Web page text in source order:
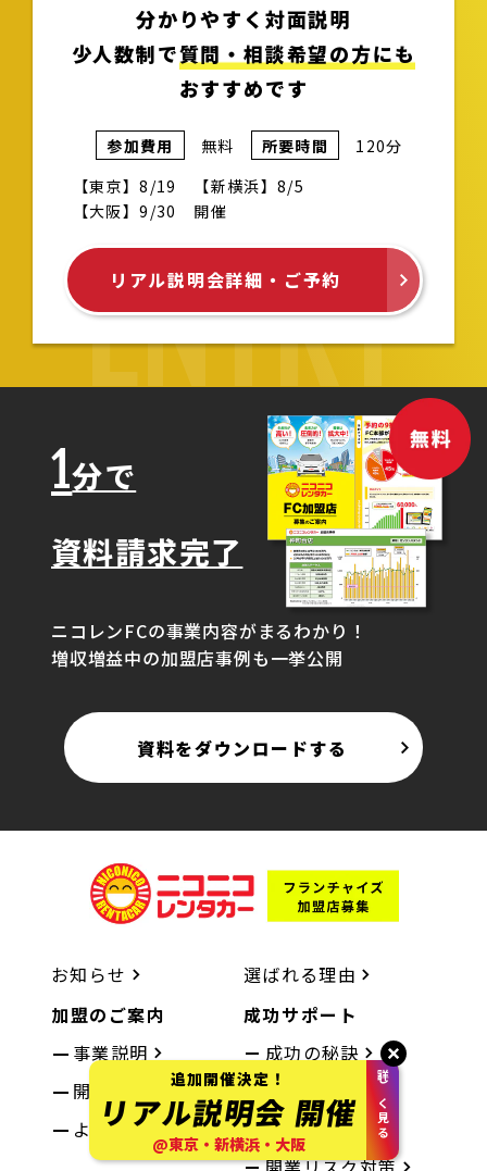
ENTRY
分かりやすく対面説明
少人数制で質問・相談希望の方にも
おすすめです
参加費用 無料 所要時間
120分
【東京】8/19 【新横浜】8/5
【大阪】9/30 開催
リアル説明会詳細・ご予約
1分で
資料請求完了
ニコレンFCの事業内容がまるわかり！
増収増益中の加盟店事例も一挙公開
資料をダウンロードする
お知らせ
加盟のご案内
事業説明
開店までの流れ
よくあるご質問
選ばれる理由
成功サポート
成功の秘訣
加盟店様の声
コラム
追加開催決定！
リアル説明会開催
@東京・新横浜・大阪
詳しく見る